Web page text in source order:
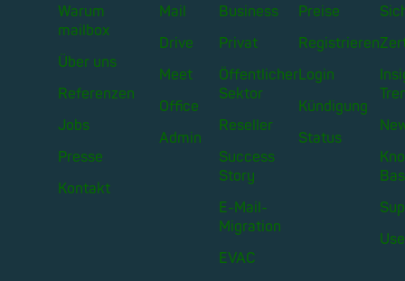
Warum
mailbox
Über uns
Referenzen
Jobs
Presse
Kontakt
Mail
Drive
Meet
Office
Admin
Business
Privat
Öffentlicher
Sektor
Reseller
Success
Story
E-Mail-
Migration
EVAC
Preise
Registrieren
Login
Kündigung
Status